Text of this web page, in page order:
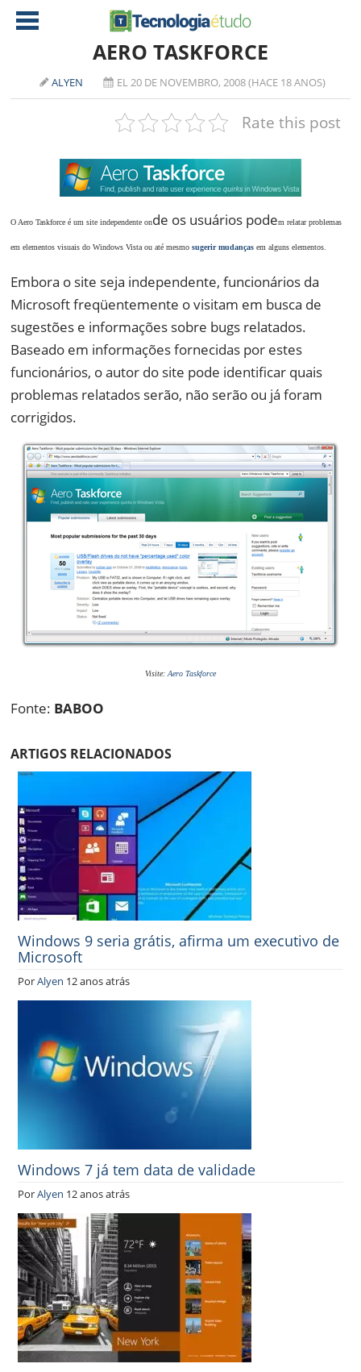
NOTÍCIAS
SOFTWARE
NOTEBOOKS
DOWNLOADS
ANÁLISE
AERO TASKFORCE
ALYEN EL 20 DE NOVEMBRO, 2008 (HACE 18 ANOS)
Rate this post
O Aero Taskforce é um site independente onde os usuários podem relatar problemas
em elementos visuais do Windows Vista ou até mesmo sugerir mudanças em alguns elementos.
Embora o site seja independente, funcionários da
Microsoft freqüentemente o visitam em busca de
sugestões e informações sobre bugs relatados.
Baseado em informações fornecidas por estes
funcionários, o autor do site pode identificar quais
problemas relatados serão, não serão ou já foram
corrigidos.
Visite: Aero Taskforce
Fonte: BABOO
ARTIGOS RELACIONADOS
Windows 9 seria grátis, afirma um executivo de
Microsoft
PorAlyen 12 anos atrás
Windows 7 já tem data de validade
PorAlyen 12 anos atrás